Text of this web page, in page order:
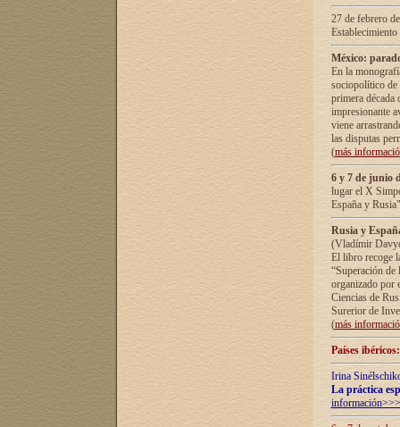
27 de febrero
México:
En la
sociopolítico de
primera década
impresionante
viene
las disputas
(más
6 y 7 de junio
lugar el X
España y
Rusia y
(Vladímir
El libro recoge
“Superación
organizado por
Ciencias de
Surerior de
(más
Países
Irina
La práctica
información>>>